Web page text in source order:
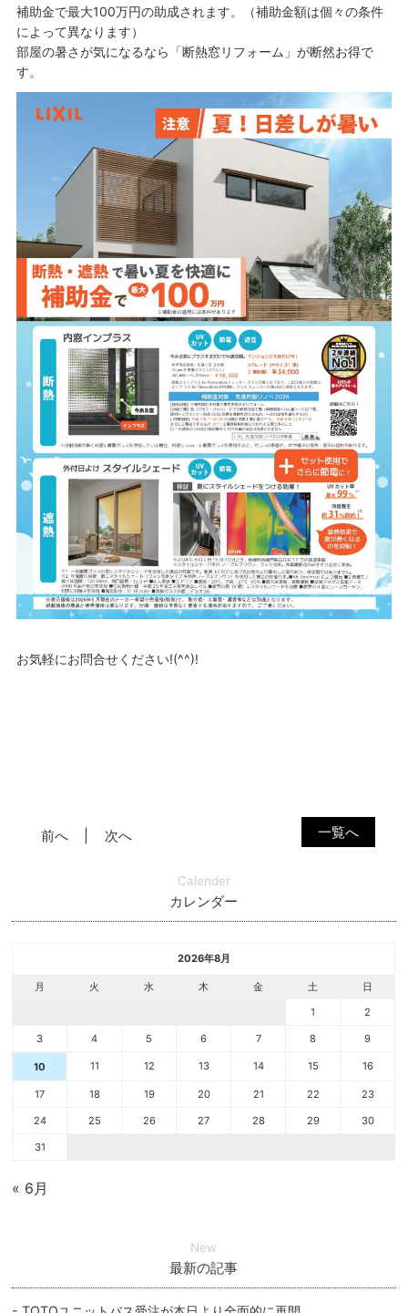
補助金で最大100万円の助成されます。（補助金額は個々の条件
によって異なります）
部屋の暑さが気になるなら「断熱窓リフォーム」が断然お得で
す。
お気軽にお問合せください!(^^)!
一覧へ
前へ 次へ
Calender
カレンダー
2026年8月
月 火 水 木 金 土
日
1
2
3 4 5 6 7 8 9
10 11 12 13 14 15 16
17 18 19 20 21 22 23
24 25 26 27 28 29 30
31
« 6月
New
最新の記事